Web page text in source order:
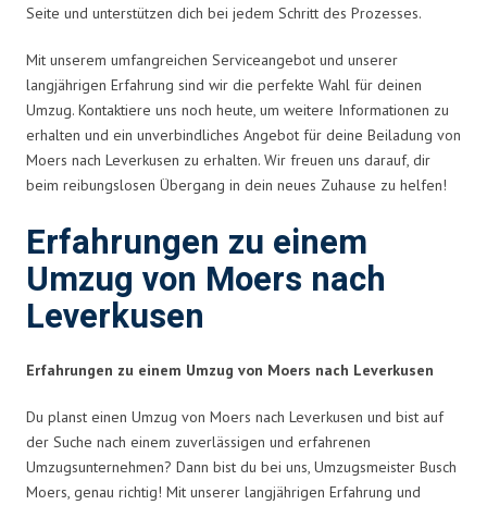
Seite und unterstützen dich bei jedem Schritt des Prozesses.
Mit unserem umfangreichen Serviceangebot und unserer
langjährigen Erfahrung sind wir die perfekte Wahl für deinen
Umzug. Kontaktiere uns noch heute, um weitere Informationen zu
erhalten und ein unverbindliches Angebot für deine Beiladung von
Moers nach Leverkusen zu erhalten. Wir freuen uns darauf, dir
beim reibungslosen Übergang in dein neues Zuhause zu helfen!
Erfahrungen zu einem
Umzug von Moers nach
Leverkusen
Erfahrungen zu einem Umzug von Moers nach Leverkusen
Du planst einen Umzug von Moers nach Leverkusen und bist auf
der Suche nach einem zuverlässigen und erfahrenen
Umzugsunternehmen? Dann bist du bei uns, Umzugsmeister Busch
Moers, genau richtig! Mit unserer langjährigen Erfahrung und